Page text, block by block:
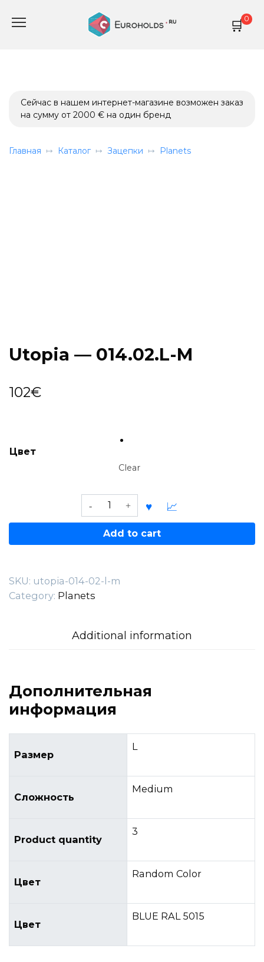
0
Сейчас в нашем интернет-магазине возможен заказ
на сумму от 2000 € на один бренд
Главная Каталог Зацепки Planets
Utopia — 014.02.L-M
102€
Цвет
Clear
Utopia
—
014.02.L-
M
Add to cart
SKU: utopia-014-02-l-m
Category: Planets
Additional information
Дополнительная
информация
Размер
L
Сложность
Medium
Product quantity
3
Цвет
Random Color
Цвет
BLUE RAL 5015